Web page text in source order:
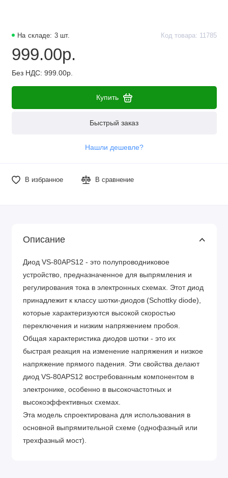
Разъёмы, штекеры и соединители
Резисторы
Реле
Стабилизаторы питания
На складе: 3 шт. Код товара: 11785
999.00р.
Без НДС: 999.00р.
Купить
Быстрый заказ
Нашли дешевле?
В избранное В сравнение
Описание
Диод VS-80APS12 - это полупроводниковое
устройство, предназначенное для выпрямления и
регулирования тока в электронных схемах. Этот диод
принадлежит к классу шотки-диодов (Schottky diode),
которые характеризуются высокой скоростью
переключения и низким напряжением пробоя.
Общая характеристика диодов шотки - это их
быстрая реакция на изменение напряжения и низкое
напряжение прямого падения. Эти свойства делают
диод VS-80APS12 востребованным компонентом в
электронике, особенно в высокочастотных и
высокоэффективных схемах.
Эта модель спроектирована для использования в
основной выпрямительной схеме (однофазный или
трехфазный мост).